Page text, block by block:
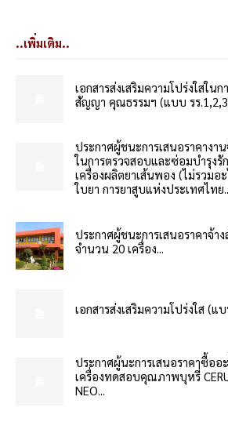
..เพิ่มเติม..
เอกสารส่งเสริมความโปร่งใสใน
สัญญา คุณธรรมฯ (แบบ รร
ประกาศผู้ชนะการเสนอราคางา
ในการตรวจสอบและซ่อมบำรุงรั
เครื่องผลิตยาเส้นพอง (ไม่รวมอ
ใบยา การยาสูบแห่งประเทศไทย
ประกาศผู้ชนะการเสนอราคาจ้า
จำนวน 20 เครื่อง...
เอกสารส่งเสริมความโปร่งใส (แ
ประกาศผู้นะการเสนอราคาซื้ออ
เครื่องทดสอบคุณภาพบุหรี่
NEO...